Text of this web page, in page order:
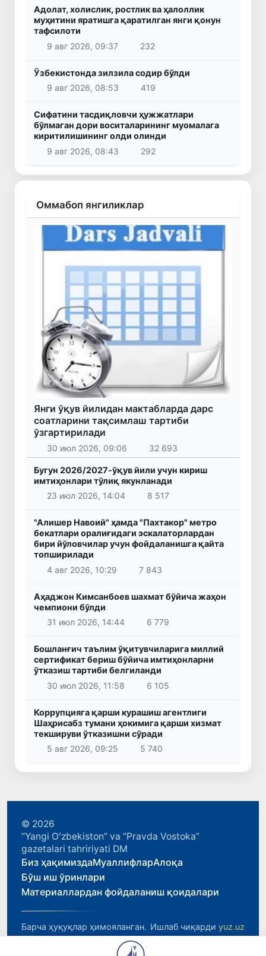
Адолат, холислик, ростлик ва ҳалоллик
муҳитини яратишга қаратилган янги қонун
тафсилоти
9 авг 2026, 09:37
232
Ўзбекистонда зилзила содир бўлди
9 авг 2026, 08:53
419
Сифатини тасдиқловчи ҳужжатлари
бўлмаган дори воситаларининг муомалага
киритилишининг олди олинди
9 авг 2026, 08:43
292
Оммабоп янгиликлар
Янги ўқув йилидан мактабларда дарс
соатларини тақсимлаш тартиби
ўзгартирилади
30 июл 2026, 09:06 32 693
Бугун 2026/2027-ўқув йили учун кириш
имтиҳонлари тўлиқ якунланади
23 июл 2026, 14:04
8 517
"Алишер Навоий" ҳамда "Пахтакор" метро
бекатлари оралиғидаги эскалаторлардан
бири йўловчилар учун фойдаланишга қайта
топширилади
4 авг 2026, 10:29
7 843
Аҳаджон Кимсанбоев шахмат бўйича жаҳон
чемпиони бўлди
31 июл 2026, 14:44
6 779
Бошланғич таълим ўқитувчиларига миллий
сертификат бериш бўйича имтиҳонларни
ўтказиш тартиби белгиланди
30 июл 2026, 11:58
6 105
Коррупцияга қарши курашиш агентлиги
Шаҳрисабз тумани ҳокимига қарши хизмат
текшируви ўтказишни сўради
5 авг 2026, 09:25
5 740
© 2026
“Yangi Oʻzbekiston” va “Pravda Vostoka”
gazetalari tahririyati DM
Биз ҳақимиздаМуаллифларАлоқа
Бўш иш ўринлари
Материаллардан фойдаланиш қоидалари
Барча ҳуқуқлар ҳимояланган. Ишлаб чиқарди yuz.uz